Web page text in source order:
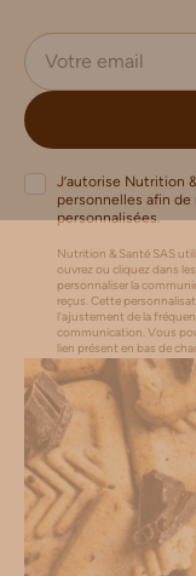
J’autorise Nutrition
personnelles afin de
personnalisées.
Nutrition & Santé SAS
ouvrez ou cliquez dans
personnaliser la
reçus. Cette
l'ajustement de la
communication. Vous
lien présent en bas de